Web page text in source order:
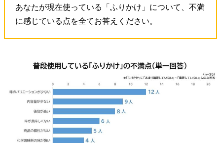
あなたが現在使っている「ふりかけ」について、不満
に感じている点を全てお答えください。